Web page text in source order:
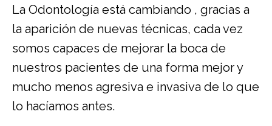
La Odontología está cambiando , gracias a
la aparición de nuevas técnicas, cada vez
somos capaces de mejorar la boca de
nuestros pacientes de una forma mejor y
mucho menos agresiva e invasiva de lo que
lo hacíamos antes.